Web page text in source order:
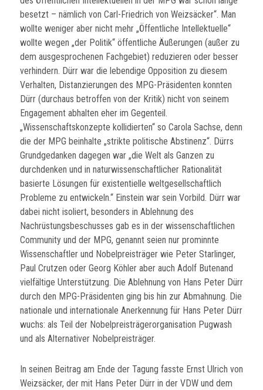
besetzt – nämlich von Carl-Friedrich von Weizsäcker“. Man
wollte weniger aber nicht mehr „Öffentliche Intellektuelle“
wollte wegen „der Politik“ öffentliche Äußerungen (außer zu
dem ausgesprochenen Fachgebiet) reduzieren oder besser
verhindern. Dürr war die lebendige Opposition zu diesem
Verhalten, Distanzierungen des MPG-Präsidenten konnten
Dürr (durchaus betroffen von der Kritik) nicht von seinem
Engagement abhalten eher im Gegenteil.
„Wissenschaftskonzepte kollidierten“ so Carola Sachse, denn
die der MPG beinhalte „strikte politische Abstinenz“. Dürrs
Grundgedanken dagegen war „die Welt als Ganzen zu
durchdenken und in naturwissenschaftlicher Rationalität
basierte Lösungen für existentielle weltgesellschaftlich
Probleme zu entwickeln.“ Einstein war sein Vorbild. Dürr war
dabei nicht isoliert, besonders in Ablehnung des
Nachrüstungsbeschusses gab es in der wissenschaftlichen
Community und der MPG, genannt seien nur prominnte
Wissenschaftler und Nobelpreisträger wie Peter Starlinger,
Paul Crutzen oder Georg Köhler aber auch Adolf Butenand
vielfältige Unterstützung. Die Ablehnung von Hans Peter Dürr
durch den MPG-Präsidenten ging bis hin zur Abmahnung. Die
nationale und internationale Anerkennung für Hans Peter Dürr
wuchs: als Teil der Nobelpreisträgerorganisation Pugwash
und als Alternativer Nobelpreisträger.
In seinen Beitrag am Ende der Tagung fasste Ernst Ulrich von
Weizsäcker, der mit Hans Peter Dürr in der VDW und dem